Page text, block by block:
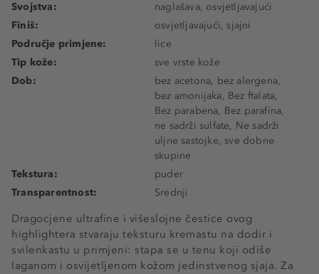
Dragocjene ultrafine i višeslojne čestice ovog
highlightera stvaraju teksturu kremastu na dodir i
svilenkastu u primjeni: stapa se u tenu koji odiše
laganom i osvijetljenom kožom jedinstvenog sjaja. Za
Svojstva:
naglašava, osvjetljavajući
Finiš:
osvjetljavajući, sjajni
Područje primjene:
lice
Tip kože:
sve vrste kože
Dob:
bez acetona, bez alergena,
bez amonijaka, Bez ftalata,
Bez parabena, Bez parafina,
ne sadrži sulfate, Ne sadrži
uljne sastojke, sve dobne
skupine
Tekstura:
puder
Transparentnost:
Srednji